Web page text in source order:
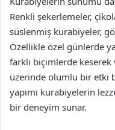
Renkli şekerlemeler,
süslenmiş kurabiyeler,
Özellikle özel günlerde
farklı biçimlerde
üzerinde olumlu bir etki
yapımı kurabiyelerin
bir deneyim sunar.